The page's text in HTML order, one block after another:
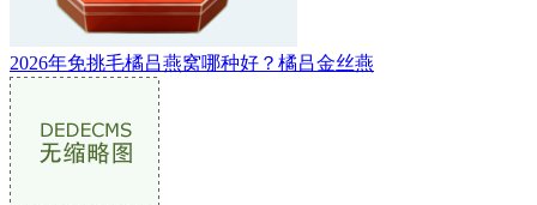
2026年免挑毛橘吕燕窝哪种好？橘吕金丝燕